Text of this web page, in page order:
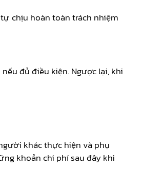
chịu hoàn toàn trách nhiệm
đủ điều kiện. Ngược lại, khi
khác thực hiện và phụ
khoản chi phí sau đây khi